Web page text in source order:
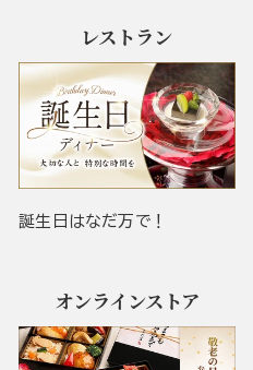
レストラン
誕生日はなだ万で！
オンラインストア